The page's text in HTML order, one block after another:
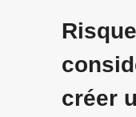
créer